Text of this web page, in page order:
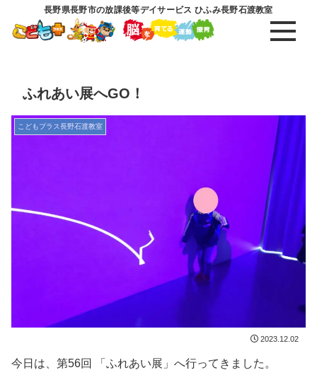
長野県長野市の放課後等デイサービス ひふみ長野石渡教室
ふれあい展へGO！
こどもプラス長野石渡教室
2023.12.02
今日は、第56回 「ふれあい展」へ行ってきました。